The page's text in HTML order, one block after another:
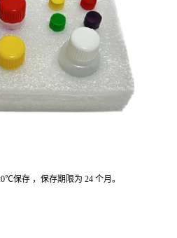
保存 ，保存期限为 24 个月。